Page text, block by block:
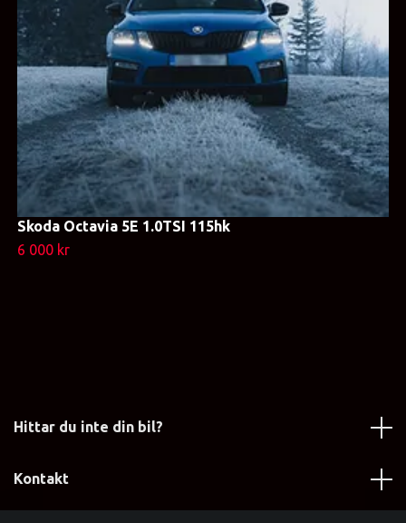
Skoda Octavia 5E 1.0TSI 115hk
6 000 kr
Hittar du inte din bil?
Kontakt